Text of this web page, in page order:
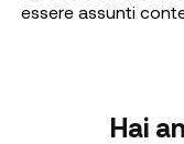
essere assunti
Hai